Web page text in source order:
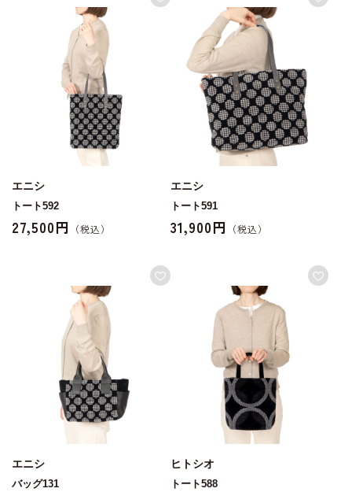
エニシ
トート592
27,500円
エニシ
トート591
31,900円
エニシ
バッグ131
ヒトシオ
トート588